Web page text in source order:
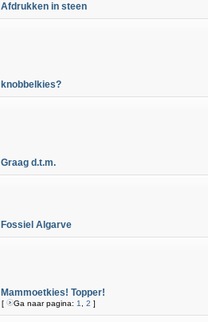
Afdrukken in steen
knobbelkies?
Graag d.t.m.
Fossiel Algarve
Mammoetkies! Topper!
[ Ga naar pagina: 1 2 ]